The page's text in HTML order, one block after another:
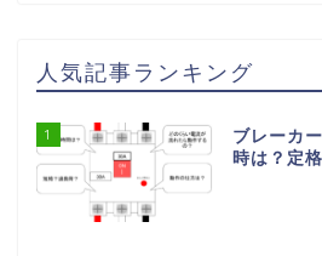
人気記事ランキング
1
ブレーカ
時は？定